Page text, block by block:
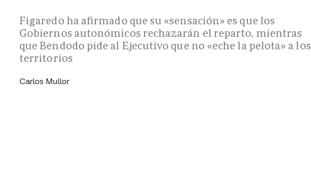
Figaredo ha afirmado que su «sensación» es que los
Gobiernos autonómicos rechazarán el reparto, mientras
que Bendodo pide al Ejecutivo que no «eche la pelota» a los
territorios
Carlos Mullor